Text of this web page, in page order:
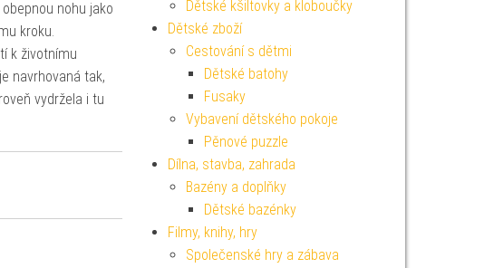
nohu jako
kroku.
k životnímu
navrhovaná tak,
vydržela i tu
Dětské kšiltovky a kloboučky
Dětské zboží
Cestování s dětmi
Dětské batohy
Fusaky
Vybavení dětského pokoje
Pěnové puzzle
Dílna, stavba, zahrada
Bazény a doplňky
Dětské bazénky
Filmy, knihy, hry
Společenské hry a zábava